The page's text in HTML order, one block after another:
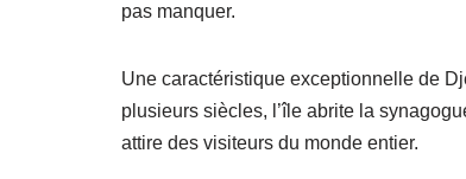
pas manquer.
Une caractéristique exceptionnelle de
plusieurs siècles, l’île abrite la
attire des visiteurs du monde entier.